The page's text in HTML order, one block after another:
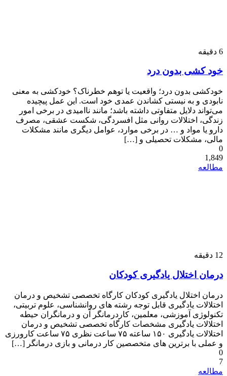
6 دقیقه
خود کشی بدون درد
خودکشی بدون درد؛ واقعیت یا توهم خطرناک؟ خودکشی به معنی
نابودی و به نیستی کشاندن عمدی خود است. این عمل پیچیده
می‌تواند دلایل متفاوتی داشته باشد؛ مانند ناامیدی در برخی امور
زندگی، اختلالات روانی مثل افسردگی، شکست عشقی، مصرف
دارو یا مواد و … در برخی موارد، عوامل دیگری مانند مشکلات
مالی، مشکلات تحصیلی و […]
0
1,849
مطالعه
12 دقیقه
درمان اختلال یادگیری کودکان
درمان اختلال یادگیری کودکان کارگاه تخصصی تشخیص و درمان
اختلالات یادگیری قابل توجه رشته های روانشناسی، علوم تربیتی،
تکنولوژی آموزشی، معلمین، کاردرمانگر آن و درمانگران حیطه
اختلالات یادگیری مشخصات کارگاه تخصصی تشخیص و درمان
اختلالات یادگیری ۱۵۰ ساعته ۷۵ ساعت نظری ۷۵ ساعت کارورزی
و عملی با برترین های متخصصین کار درمانی و بازی درمانگر […]
0
7
مطالعه